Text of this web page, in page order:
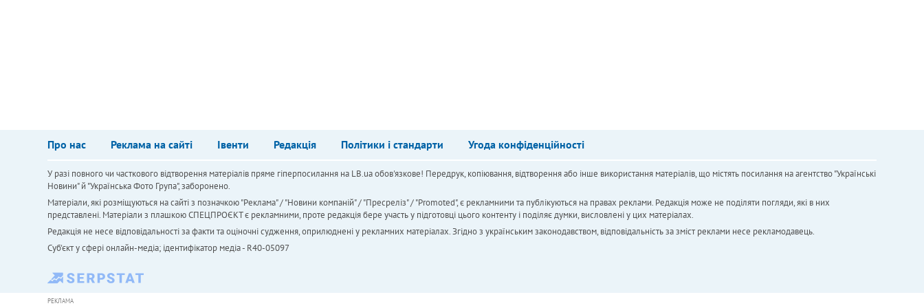
Про нас Реклама на сайті Івенти Редакція Політики і стандарти Угода конфіденційності
У разі повного чи часткового відтворення матеріалів пряме гіперпосилання на LB.ua обов'язкове! Передрук, копіювання, відтворення або інше використання матеріалів, що містять посилання на агентство "Українськi
Новини" й "Українська Фото Група", заборонено.
Матеріали, які розміщуються на сайті з позначкою "Реклама" / "Новини компаній" / "Пресреліз" / "Promoted", є рекламними та публікуються на правах реклами. Редакція може не поділяти погляди, які в них
представлені. Матеріали з плашкою СПЕЦПРОЄКТ є рекламними, проте редакція бере участь у підготовці цього контенту і поділяє думки, висловлені у цих матеріалах.
Редакція не несе відповідальності за факти та оціночні судження, оприлюднені у рекламних матеріалах. Згідно з українським законодавством, відповідальність за зміст реклами несе рекламодавець.
Cуб'єкт у сфері онлайн-медіа; ідентифікатор медіа - R40-05097
РЕКЛАМА